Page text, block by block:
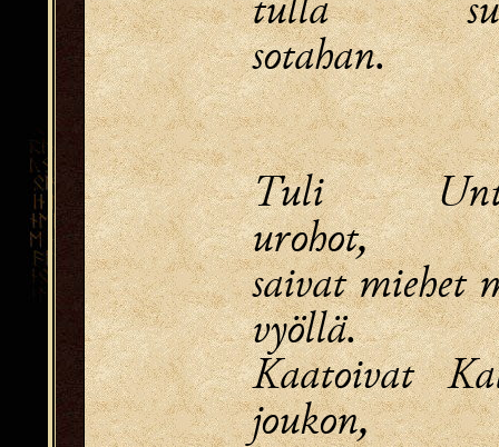
sotahan.
Tuli
urohot,
saivat miehet
vyöllä.
Kaatoivat
joukon,